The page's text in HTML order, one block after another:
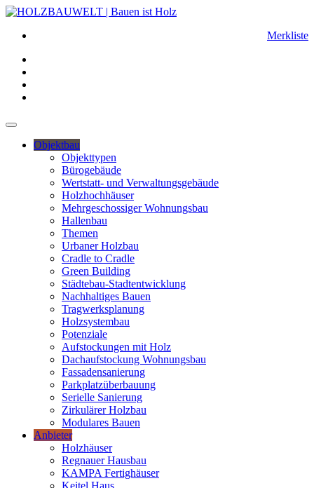
Merkliste
Objektbau
Objekttypen
Bürogebäude
Wertstatt- und Verwaltungsgebäude
Holzhochhäuser
Mehrgeschossiger Wohnungsbau
Hallenbau
Themen
Urbaner Holzbau
Cradle to Cradle
Green Building
Städtebau-Stadtentwicklung
Nachhaltiges Bauen
Tragwerksplanung
Holzsystembau
Potenziale
Aufstockungen mit Holz
Dachaufstockung Wohnungsbau
Fassadensanierung
Parkplatzüberbauung
Serielle Sanierung
Zirkulärer Holzbau
Modulares Bauen
Anbieter
Holzhäuser
Regnauer Hausbau
KAMPA Fertighäuser
Keitel Haus